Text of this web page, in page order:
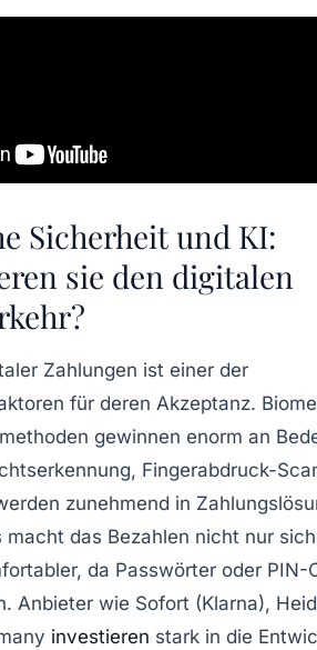
Sicherheit und KI:
sie den digitalen
Zahlungen ist einer der
für deren Akzeptanz.
gewinnen enorm an
Fingerabdruck-
zunehmend in
macht das Bezahlen nicht nur
da Passwörter oder PIN-
Anbieter wie Sofort (Klarna),
investieren stark in die